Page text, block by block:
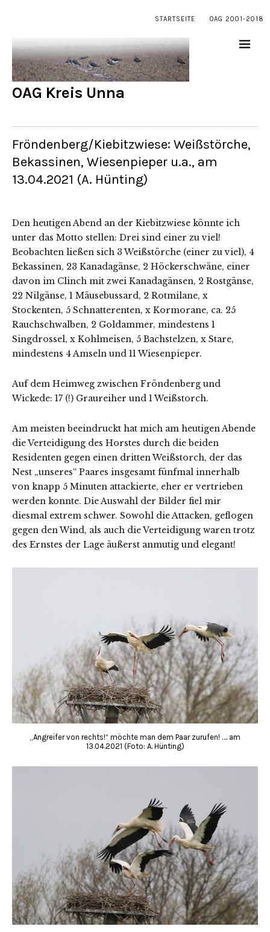
STARTSEITE OAG 2001-2018
OAG Kreis Unna
Fröndenberg/Kiebitzwiese: Weißstörche,
Bekassinen, Wiesenpieper u.a., am
13.04.2021 (A. Hünting)
Den heutigen Abend an der Kiebitzwiese könnte ich
unter das Motto stellen: Drei sind einer zu viel!
Beobachten ließen sich 3 Weißstörche (einer zu viel), 4
Bekassinen, 23 Kanadagänse, 2 Höckerschwäne, einer
davon im Clinch mit zwei Kanadagänsen, 2 Rostgänse,
22 Nilgänse, 1 Mäusebussard, 2 Rotmilane, x
Stockenten, 5 Schnatterenten, x Kormorane, ca. 25
Rauchschwalben, 2 Goldammer, mindestens 1
Singdrossel, x Kohlmeisen, 5 Bachstelzen, x Stare,
mindestens 4 Amseln und 11 Wiesenpieper.
Auf dem Heimweg zwischen Fröndenberg und
Wickede: 17 (!) Graureiher und 1 Weißstorch.
Am meisten beeindruckt hat mich am heutigen Abende
die Verteidigung des Horstes durch die beiden
Residenten gegen einen dritten Weißstorch, der das
Nest „unseres“ Paares insgesamt fünfmal innerhalb
von knapp 5 Minuten attackierte, eher er vertrieben
werden konnte. Die Auswahl der Bilder fiel mir
diesmal extrem schwer. Sowohl die Attacken, geflogen
gegen den Wind, als auch die Verteidigung waren trotz
des Ernstes der Lage äußerst anmutig und elegant!
„Angreifer von rechts!“ möchte man dem Paar zurufen! …. am
13.04.2021 (Foto: A. Hünting)